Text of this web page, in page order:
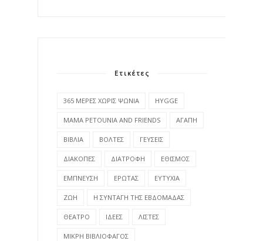
Ετικέτες
365 ΜΕΡΕΣ ΧΩΡΙΣ ΨΩΝΙΑ HYGGE
MAMA PETOUNIA AND FRIENDS ΑΓΑΠΗ
ΒΙΒΛΙΑ ΒΟΛΤΕΣ ΓΕΥΣΕΙΣ
ΔΙΑΚΟΠΕΣ ΔΙΑΤΡΟΦΗ ΕΘΙΣΜΟΣ
ΕΜΠΝΕΥΣΗ ΕΡΩΤΑΣ ΕΥΤΥΧΙΑ
ΖΩΗ Η ΣΥΝΤΑΓΗ ΤΗΣ ΕΒΔΟΜΑΔΑΣ
ΘΕΑΤΡΟ ΙΔΕΕΣ ΛΙΣΤΕΣ
ΜΙΚΡΗ ΒΙΒΛΙΟΦΑΓΟΣ